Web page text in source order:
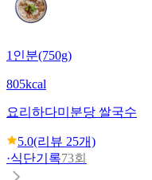
1인분(750g)
805kcal
요리하다미분당 쌀국수
5.0(리뷰 25개)
·식단기록73회